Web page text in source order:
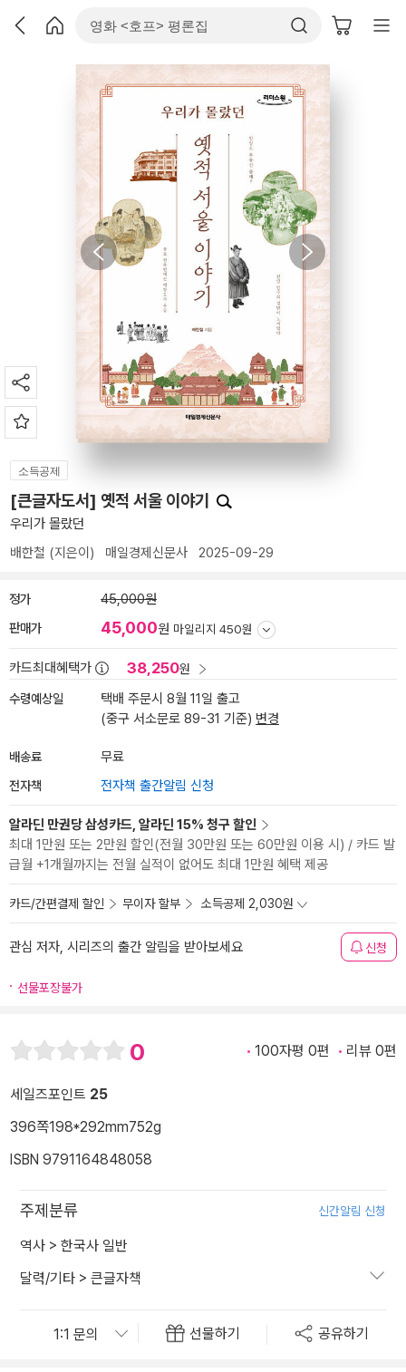
소득공제
[큰글자도서] 옛적 서울 이야기
우리가 몰랐던
배한철 (지은이) 매일경제신문사 2025-09-29
정가 45,000원
판매가 45,000원 마일리지 450원
카드최대혜택가 38,250원
수령예상일
택배 주문시 8월 11일 출고
(중구 서소문로 89-31 기준) 변경
배송료 무료
전자책 전자책 출간알림 신청
알라딘 만권당 삼성카드, 알라딘 15% 청구 할인
최대 1만원 또는 2만원 할인(전월 30만원 또는 60만원 이용 시) / 카드 발
급월 +1개월까지는 전월 실적이 없어도 최대 1만원 혜택 제공
카드/간편결제 할인 무이자 할부 소득공제 2,030원
관심 저자, 시리즈의 출간 알림을 받아보세요 신청
선물포장불가
0 100자평 0편 리뷰 0편
세일즈포인트 25
396쪽198*292mm752g
ISBN 9791164848058
주제분류 신간알림 신청
역사 > 한국사 일반
달력/기타 > 큰글자책
선물하기 공유하기